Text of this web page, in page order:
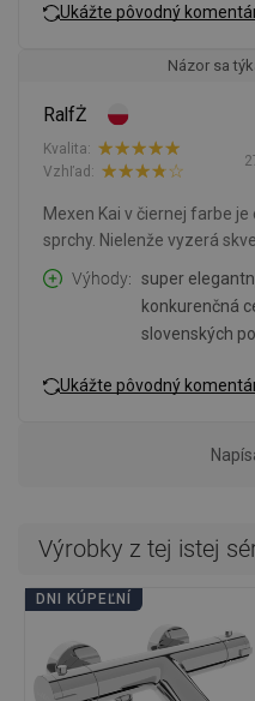
Ukážte pôvodný
Názor sa
RalfŻ
Kvalita:
Vzhľad:
Mexen Kai v čiernej farbe
sprchy. Nielenže vyzerá
Výhody
super
konkurenčná
slovenských
Ukážte pôvodný
Výrobky z tej istej
DNI KÚPEĽNÍ